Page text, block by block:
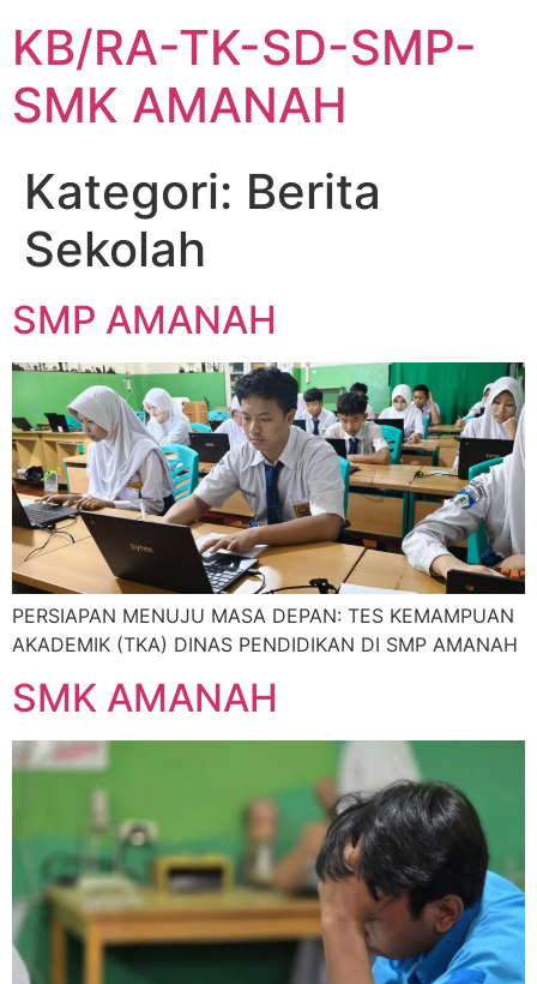
KB/RA-TK-SD-SMP-
SMK AMANAH
Kategori: Berita
Sekolah
SMP AMANAH
PERSIAPAN MENUJU MASA DEPAN: TES KEMAMPUAN
AKADEMIK (TKA) DINAS PENDIDIKAN DI SMP AMANAH
SMK AMANAH